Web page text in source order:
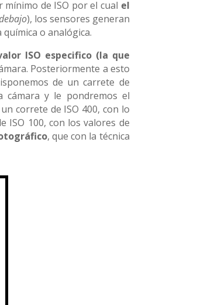
de ISO por el cual el
), los sensores generan
o analógica.
ISO especifico (la que
Posteriormente a esto
de un carrete de
cámara y le pondremos el
correte de ISO 400, con lo
ISO 100, con los valores de
, que con la técnica